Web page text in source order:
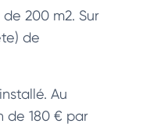
200 m2. Sur
de
Au
de 180 € par